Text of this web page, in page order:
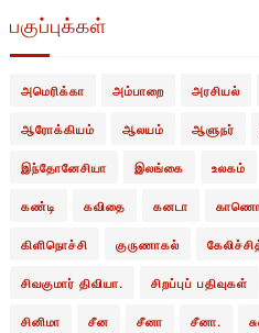
பகுப்புக்கள்
அமெரிக்கா அம்பாறை அரசியல்
ஆரோக்கியம் ஆலயம் ஆளுநர்
இந்தோனேசியா இலங்கை உலகம்
கண்டி கவிதை கனடா
கிளிநொச்சி குருணாகல்
சிவகுமார் திவியா. சிறப்புப் பதிவுகள்
சினிமா சீன சீனா சீனா.